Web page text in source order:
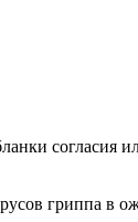
согласия
гриппа в